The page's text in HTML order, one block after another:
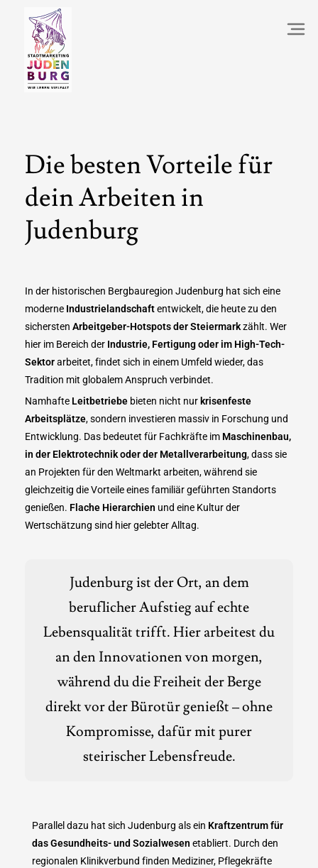
Die besten Vorteile für
dein Arbeiten in
Judenburg
In der historischen Bergbauregion Judenburg hat sich eine
moderne Industrielandschaftentwickelt, die heute zu den
sichersten Arbeitgeber-Hotspots der Steiermarkzählt. Wer
hier im Bereich der Industrie, Fertigung oder im High-Tech-
Sektorarbeitet, findet sich in einem Umfeld wieder, das
Tradition mit globalem Anspruch verbindet.
Namhafte Leitbetriebe bieten nicht nur krisenfeste
Arbeitsplätze, sondern investieren massiv in Forschung und
Entwicklung. Das bedeutet für Fachkräfte im Maschinenbau,
in der Elektrotechnik oder der Metallverarbeitung, dass sie
an Projekten für den Weltmarkt arbeiten, während sie
gleichzeitig die Vorteile eines familiär geführten Standorts
genießen. Flache Hierarchien und eine Kultur der
Wertschätzung sind hier gelebter Alltag.
Judenburg ist der Ort, an dem
beruflicher Aufstieg auf echte
Lebensqualität trifft. Hier arbeitest du
an den Innovationen von morgen,
während du die Freiheit der Berge
direkt vor der Bürotür genießt – ohne
Kompromisse, dafür mit purer
steirischer Lebensfreude.
Parallel dazu hat sich Judenburg als ein Kraftzentrum für
das Gesundheits- und Sozialwesen etabliert. Durch den
regionalen Klinikverbund finden Mediziner, Pflegekräfte